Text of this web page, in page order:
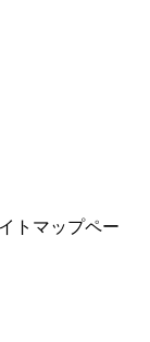
トマップペー